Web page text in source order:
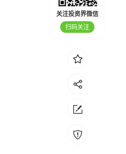
关注投资界微信
扫码关注